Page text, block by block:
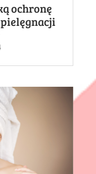
ochronę